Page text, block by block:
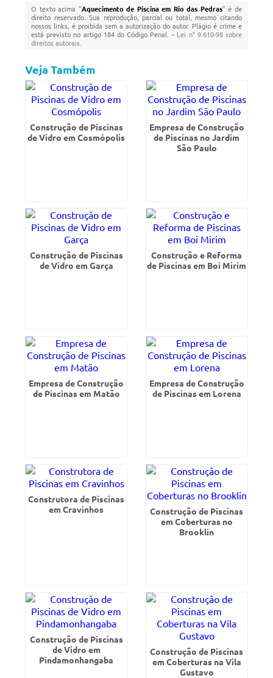
O texto acima "Aquecimento de Piscina em Rio das Pedras" é de
direito reservado. Sua reprodução, parcial ou total, mesmo citando
nossos links, é proibida sem a autorização do autor. Plágio é crime e
está previsto no artigo 184 do Código Penal. – Lei n° 9.610-98 sobre
direitos autorais
Veja Também
Construção de Piscinas
de Vidro em Cosmópolis
Empresa de Construção
de Piscinas no Jardim
São Paulo
Construção de Piscinas
de Vidro em Garça
Construção e Reforma
de Piscinas em Boi Mirim
Empresa de Construção
de Piscinas em Matão
Empresa de Construção
de Piscinas em Lorena
Construtora de Piscinas
em Cravinhos
Construção de Piscinas
em Coberturas no
Brooklin
Construção de Piscinas
de Vidro em
Pindamonhangaba
Construção de Piscinas
em Coberturas na Vila
Gustavo